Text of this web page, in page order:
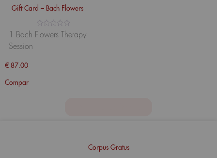
Gift Card – Bach Flowers
Avaliação
0
1 Bach Flowers Therapy
Session
€ 87.00
Compar
Corpus Gratus